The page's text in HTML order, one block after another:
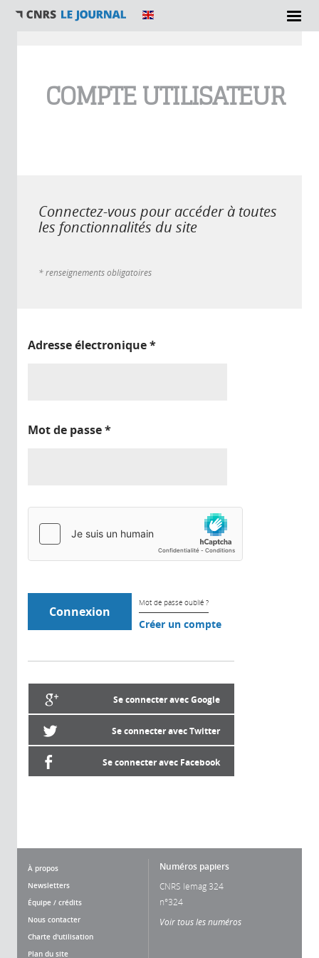
COMPTE UTILISATEUR
Connectez-vous pour accéder à toutes
les fonctionnalités du site
* renseignements obligatoires
Adresse électronique*
Mot de passe*
Mot de passe oublié ?
Créer un compte
Se connecter avec Google
Se connecter avec Twitter
Se connecter avec Facebook
À propos
Newsletters
Équipe / crédits
Nous contacter
Charte d'utilisation
Plan du site
Numéros papiers
CNRS lemag 324
n°324
Voir tous les numéros